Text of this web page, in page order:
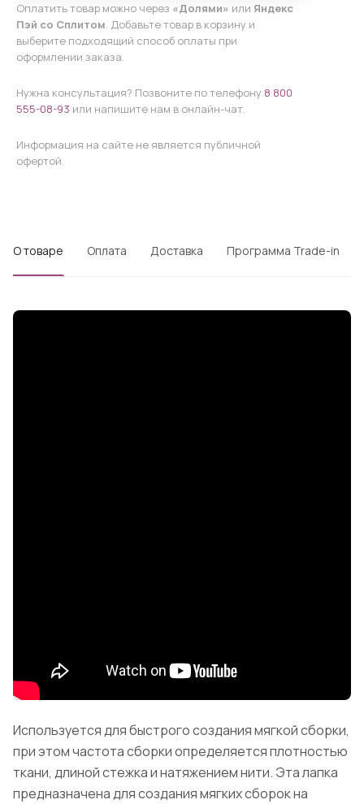
Оплатить товар можно через «Долями» или Яндекс
Пэй со Сплитом. Добавьте товар в корзину и
выберите подходящий способ оплаты при
оформлении заказа.
Нужна консультация? Позвоните по телефону 8 800
555-08-93 или напишите нам в онлайн-чат.
Информация на сайте не является публичной
офертой.
О товаре Оплата Доставка Программа Trade-in
Используется для быстрого создания мягкой сборки,
при этом частота сборки определяется плотностью
ткани, длиной стежка и натяжением нити. Эта лапка
предназначена для создания мягких сборок на